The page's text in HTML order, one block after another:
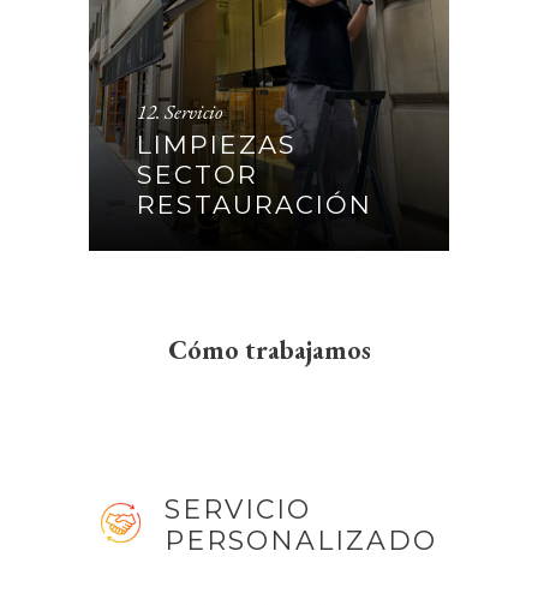
12. Servicio
LIMPIEZAS
SECTOR
RESTAURACIÓN
LIMPIEZAS SECTOR
RESTAURACIÓN
CONTINUAR
Cómo trabajamos
SERVICIO
PERSONALIZADO